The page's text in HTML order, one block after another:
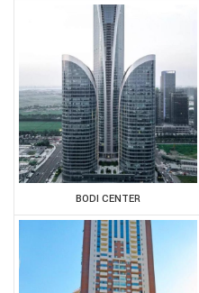
BODI CENTER